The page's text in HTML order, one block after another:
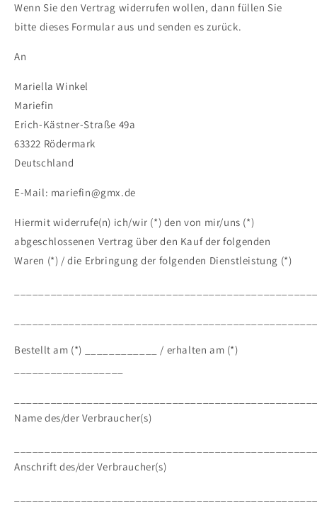
Wenn Sie den Vertrag widerrufen wollen, dann füllen Sie
bitte dieses Formular aus und senden es zurück.
An
Mariella Winkel
Mariefin
Erich-Kästner-Straße 49a
63322 Rödermark
Deutschland
E-Mail: mariefin@gmx.de
Hiermit widerrufe(n) ich/wir (*) den von mir/uns (*)
abgeschlossenen Vertrag über den Kauf der folgenden
Waren (*) / die Erbringung der folgenden Dienstleistung (*)
Bestellt am (*) ____________ / erhalten am (*)
Name des/der Verbraucher(s)
Anschrift des/der Verbraucher(s)